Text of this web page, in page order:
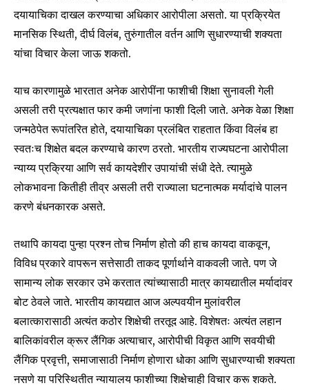
दयायाचिका दाखल करण्याचा अधिकार आरोपीला असतो. या प्रक्रियेत
मानसिक स्थिती, दीर्घ विलंब, तुरुंगातील वर्तन आणि सुधारण्याची शक्यता
यांचा विचार केला जाऊ शकतो.
याच कारणामुळे भारतात अनेक आरोपींना फाशीची शिक्षा सुनावली गेली
असली तरी प्रत्यक्षात फार कमी जणांना फाशी दिली जाते. अनेक वेळा शिक्षा
जन्मठेपेत रूपांतरित होते, दयायाचिका प्रलंबित राहतात किंवा विलंब हा
स्वतःच शिक्षेत बदल करण्याचे कारण ठरतो. भारतीय राज्यघटना आरोपीला
न्याय्य प्रक्रिया आणि सर्व कायदेशीर उपायांची संधी देते. त्यामुळे
लोकभावना कितीही तीव्र असली तरी राज्याला घटनात्मक मर्यादांचे पालन
करणे बंधनकारक असते.
तथापि कायदा पुन्हा प्रश्न तोच निर्माण होतो की हाच कायदा वाकवून,
विविध प्रकारे वापरून सत्तेसाठी ताकद पूर्णार्थाने वाकवली जाते. पण जे
सामान्य लोक सरकार उभे करतात त्यांच्यासाठी मात्र कायद्यातील मर्यादांवर
बोट ठेवले जाते. भारतीय कायद्यात आज अल्पवयीन मुलांवरील
बलात्कारासाठी अत्यंत कठोर शिक्षेची तरतूद आहे. विशेषतः अत्यंत लहान
बालिकांवरील क्रूर लैंगिक अत्याचार, आरोपीची विकृत आणि सवयीची
लैंगिक प्रवृत्ती, समाजासाठी निर्माण होणारा धोका आणि सुधारण्याची शक्यता
नसणे या परिस्थितीत न्यायालय फाशीच्या शिक्षेचाही विचार करू शकते.